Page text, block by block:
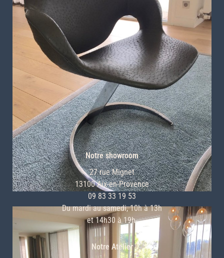
CONTACT
Notre showroom
27 rue Mignet
13100 Aix-en-Provence
09 83 33 19 53
Du mardi au samedi, 10h à 13h
et 14h30 à 19h.
Notre Atelier